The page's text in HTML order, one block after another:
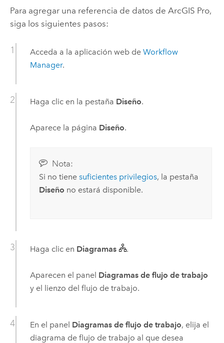
Para agregar una referencia de datos de ArcGIS Pro,
siga los siguientes pasos:
Acceda a la aplicación web de Workflow
Manager.
Haga clic en la pestaña Diseño.
Aparece la página Diseño.
Nota:
Si no tiene suficientes privilegios, la pestaña
Diseño no estará disponible.
Haga clic en Diagramas .
Aparecen el panel Diagramas de flujo de trabajo
y el lienzo del flujo de trabajo.
En el panel Diagramas de flujo de trabajo, elija el
diagrama de flujo de trabajo al que desea